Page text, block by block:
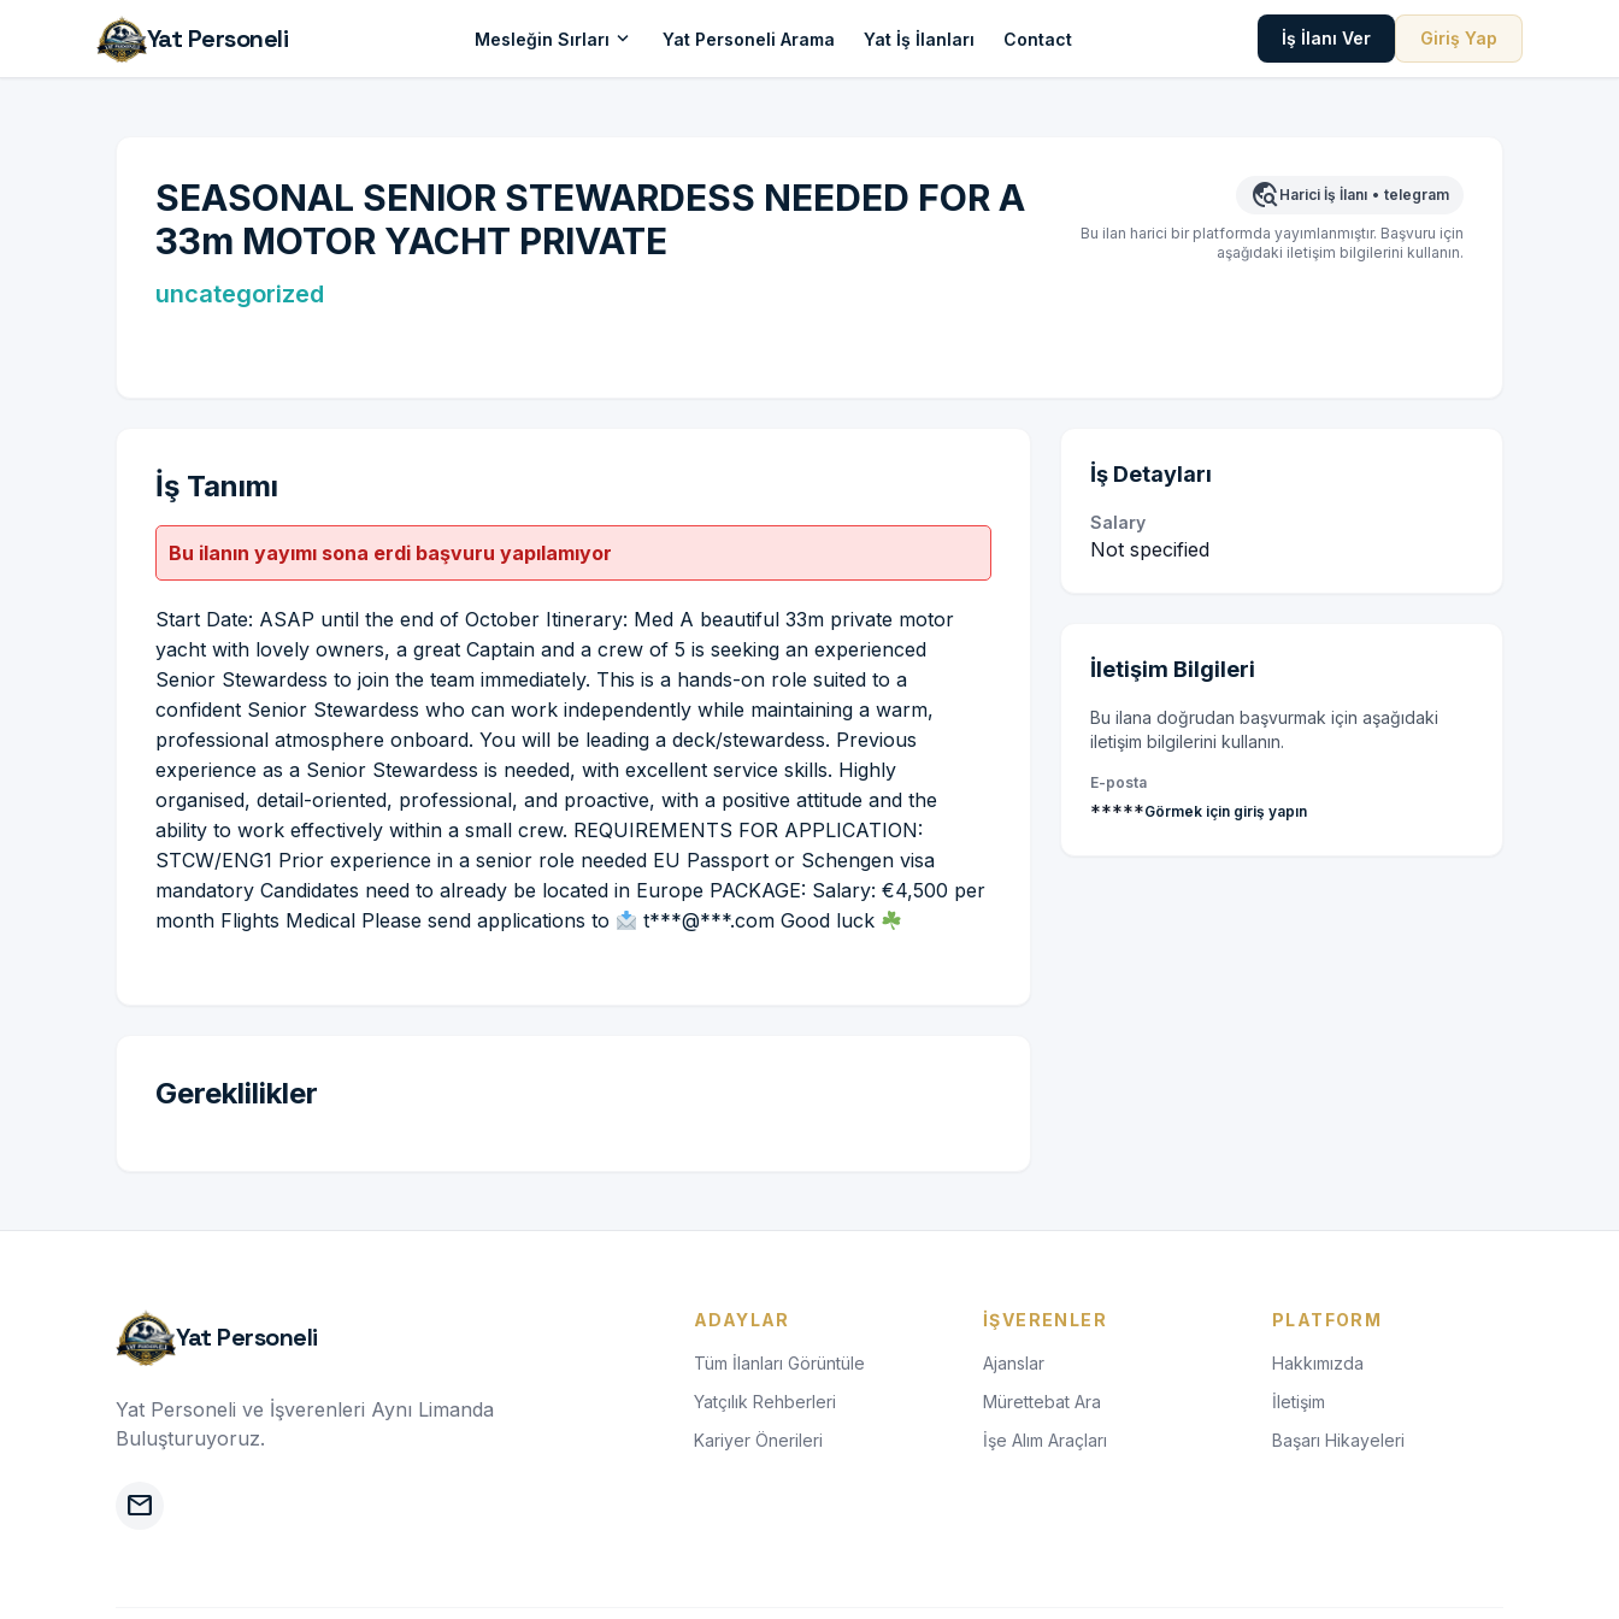
Yat Personeli Mesleğin Sırları expand_more Yat Personeli Arama Yat İş İlanları Contact İş İlanı Ver Giriş Yap
SEASONAL SENIOR STEWARDESS NEEDED FOR A
33m MOTOR YACHT PRIVATE
uncategorized
travel_explore Harici İş İlanı • telegram
Bu ilan harici bir platformda yayımlanmıştır. Başvuru için
aşağıdaki iletişim bilgilerini kullanın.
İş Tanımı
Bu ilanın yayımı sona erdi başvuru yapılamıyor
Start Date: ASAP until the end of October Itinerary: Med A beautiful 33m private motor
yacht with lovely owners, a great Captain and a crew of 5 is seeking an experienced
Senior Stewardess to join the team immediately. This is a hands-on role suited to a
confident Senior Stewardess who can work independently while maintaining a warm,
professional atmosphere onboard. You will be leading a deck/stewardess. Previous
experience as a Senior Stewardess is needed, with excellent service skills. Highly
organised, detail-oriented, professional, and proactive, with a positive attitude and the
ability to work effectively within a small crew. REQUIREMENTS FOR APPLICATION:
STCW/ENG1 Prior experience in a senior role needed EU Passport or Schengen visa
mandatory Candidates need to already be located in Europe PACKAGE: Salary: €4,500 per
month Flights Medical Please send applications to
t***@***.com Good luck
Gereklilikler
İş Detayları
Salary
Not specified
İletişim Bilgileri
Bu ilana doğrudan başvurmak için aşağıdaki
iletişim bilgilerini kullanın.
E-posta
*****Görmek için giriş yapın
Yat Personeli
Yat Personeli ve İşverenleri Aynı Limanda
Buluşturuyoruz.
mail
ADAYLAR
Tüm İlanları Görüntüle
Yatçılık Rehberleri
Kariyer Önerileri
İŞVERENLER
Ajanslar
Mürettebat Ara
İşe Alım Araçları
PLATFORM
Hakkımızda
İletişim
Başarı Hikayeleri